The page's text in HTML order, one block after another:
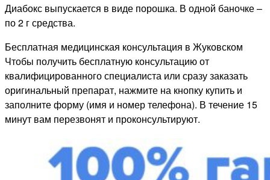
Диабокс выпускается в виде порошка. В одной баночке –
по 2 г средства.
Бесплатная медицинская консультация в Жуковском
Чтобы получить бесплатную консультацию от
квалифицированного специалиста или сразу заказать
оригинальный препарат, нажмите на кнопку купить и
заполните форму (имя и номер телефона). В течение 15
минут вам перезвонят и проконсультируют.